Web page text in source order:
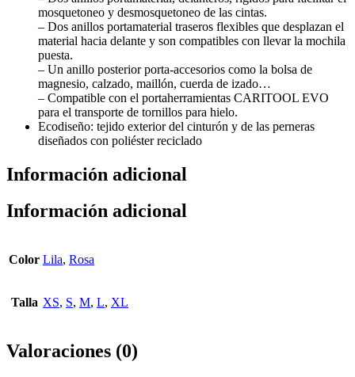
mosquetoneo y desmosquetoneo de las cintas.
– Dos anillos portamaterial traseros flexibles que desplazan el
material hacia delante y son compatibles con llevar la mochila
puesta.
– Un anillo posterior porta-accesorios como la bolsa de
magnesio, calzado, maillón, cuerda de izado…
– Compatible con el portaherramientas CARITOOL EVO
para el transporte de tornillos para hielo.
Ecodiseño: tejido exterior del cinturón y de las perneras
diseñados con poliéster reciclado
Información adicional
Información adicional
Color Lila, Rosa
Talla XS, S, M, L, XL
Valoraciones (0)